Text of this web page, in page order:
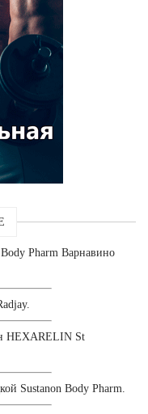
Pharm Варнавино
HEXARELIN St
Sustanon Body Pharm.